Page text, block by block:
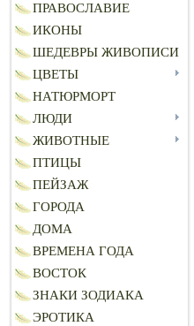
ПРАВОСЛАВИЕ
ИКОНЫ
ШЕДЕВРЫ ЖИВОПИСИ
ЦВЕТЫ
НАТЮРМОРТ
ЛЮДИ
ЖИВОТНЫЕ
ПТИЦЫ
ПЕЙЗАЖ
ГОРОДА
ДОМА
ВРЕМЕНА ГОДА
ВОСТОК
ЗНАКИ ЗОДИАКА
ЭРОТИКА